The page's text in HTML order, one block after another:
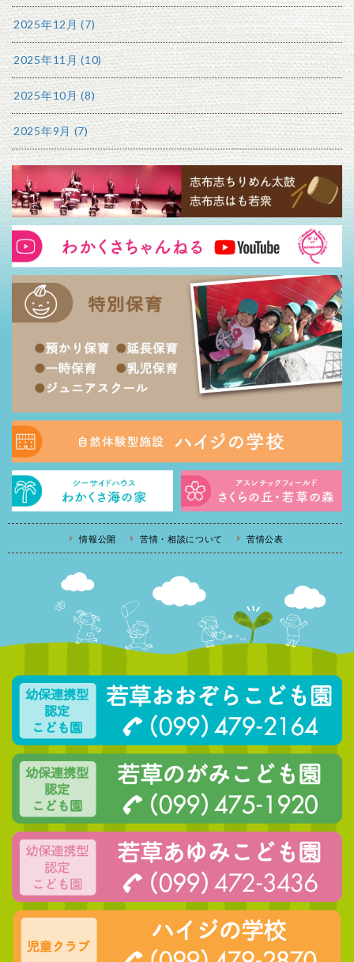
2025年12月 (7)
2025年11月 (10)
2025年10月 (8)
2025年9月 (7)
情報公開 苦情・相談について 苦情公表